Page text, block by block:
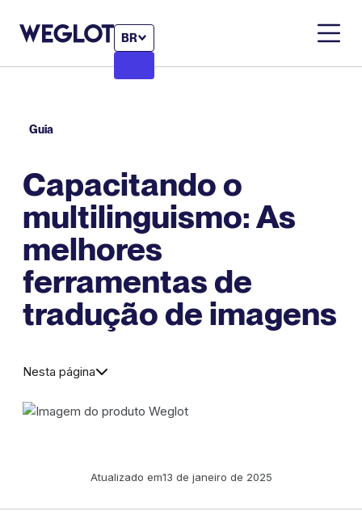
BR
Guia
Capacitando o
multilinguismo: As
melhores
ferramentas de
tradução de imagens
Nesta página
Atualizado em13 de janeiro de 2025